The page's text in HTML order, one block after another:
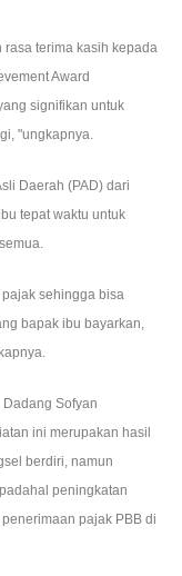
terima kasih kepada
Award
signifikan untuk
"ungkapnya.
Daerah (PAD) dari
tepat waktu untuk
sehingga bisa
bapak ibu bayarkan,
Sofyan
ini merupakan hasil
berdiri, namun
peningkatan
pajak PBB di